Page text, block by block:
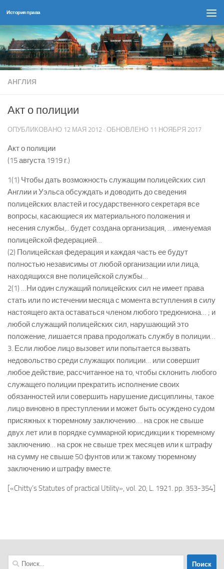
Перейти к содержимому
История права
АНГЛИЯ
Акт о полиции
ОПУБЛИКОВАНО 12 МАЯ 2012 · ОБНОВЛЕНО 11 НОЯБРЯ 2017
Акт о полиции
(15 августа 1919 г.)
1(1) Чтобы дать возможность служащим полицейских сил
Англии и Уэльса обсуждать и доводить до сведения
полицейских властей и государственного секретаря все
вопросы, касающиеся их материального положения и
несения службы,.. будет создана организация, …именуемая
полицейской федерацией…
(2) Полицейская федерация и каждая часть ее будут
полностью независимы от любой организации или лица,
находящихся вне полицейской службы…
2(1) …Ни один служащий полицейских сил не имеет права
стать или по истечении месяца с момента вступления в силу
настоящего акта оставаться членом любого тредюниона… ; и
любой служащий полицейских сил, нарушающий это
положение, лишается права продолжать службу в полиции…
3. Если любое лицо вызовет или попытается вызвать
недовольство среди служащих полиции… или совершит
любое действие, рассчитанное на то, чтобы склонить любого
служащего полиции прекратить исполнение своих
обязанностей или совершить нарушение дисциплины, такое
лицо виновно в преступлении и может быть осуждено судом
присяжных к тюремному заключению…. на срок не свыше
двух лет или в порядке суммарной юрисдикции к тюремному
заключению… на срок не свыше трех месяцев или к штрафу
на сумму не свыше 50 фунтов или ж такому тюремному
заключению и штрафу вместе.
[«Chitty’s Statutes of practical Utility», vol. 20, L. 1921. pp. 353-354]
Найти: